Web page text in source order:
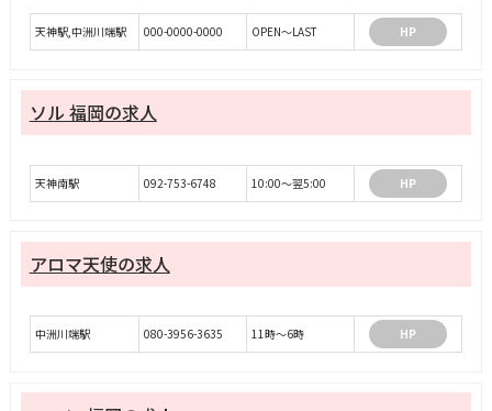
天神駅,中洲川端駅 000-0000-0000 OPEN～LAST HP
ソル 福岡の求人
天神南駅 092-753-6748 10:00～翌5:00 HP
アロマ天使の求人
中洲川端駅 080-3956-3635 11時～6時 HP